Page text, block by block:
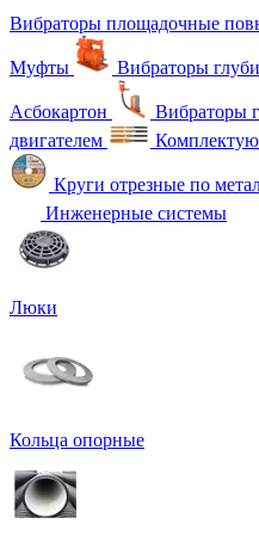
Вибраторы площадочные
Муфты Вибраторы
Асбокартон
Вибраторы
двигателем
Круги отрезные по
Инженерные системы
Люки
Кольца опорные